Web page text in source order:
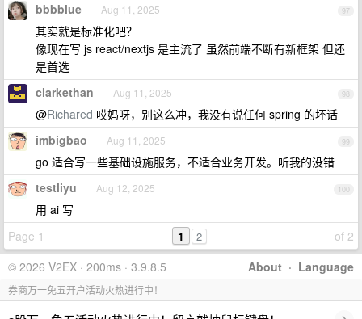
97
bbbblue Aug 11, 2025
其实就是标准化吧？
像现在写 js react/nextjs 是主流了 虽然前端不断有新框架 但还
是首选
98
clarkethan Aug 11, 2025
@Richared 哎妈呀，别这么冲，我没有说任何 spring 的坏话
99
imbigbao Aug 11, 2025
go 适合写一些基础设施服务，不适合业务开发。听我的没错
100
testliyu Aug 12, 2025
用 ai 写
Page 1
of 2
1 2
About · Language
© 2026 V2EX · 200ms · 3.9.8.5
券商万一免五开户活动火热进行中！